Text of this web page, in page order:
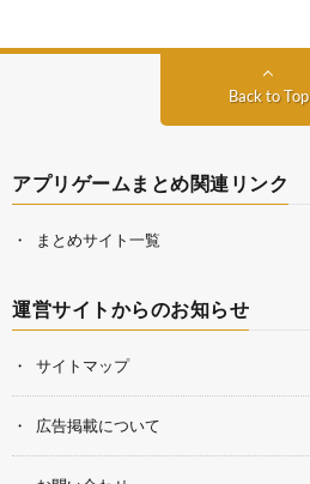
Back to Top
アプリゲームまとめ関連リンク
まとめサイト一覧
運営サイトからのお知らせ
サイトマップ
広告掲載について